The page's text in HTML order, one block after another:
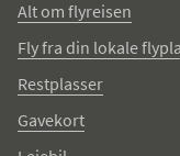
Alt om flyreisen
Fly fra din lokale
Restplasser
Gavekort